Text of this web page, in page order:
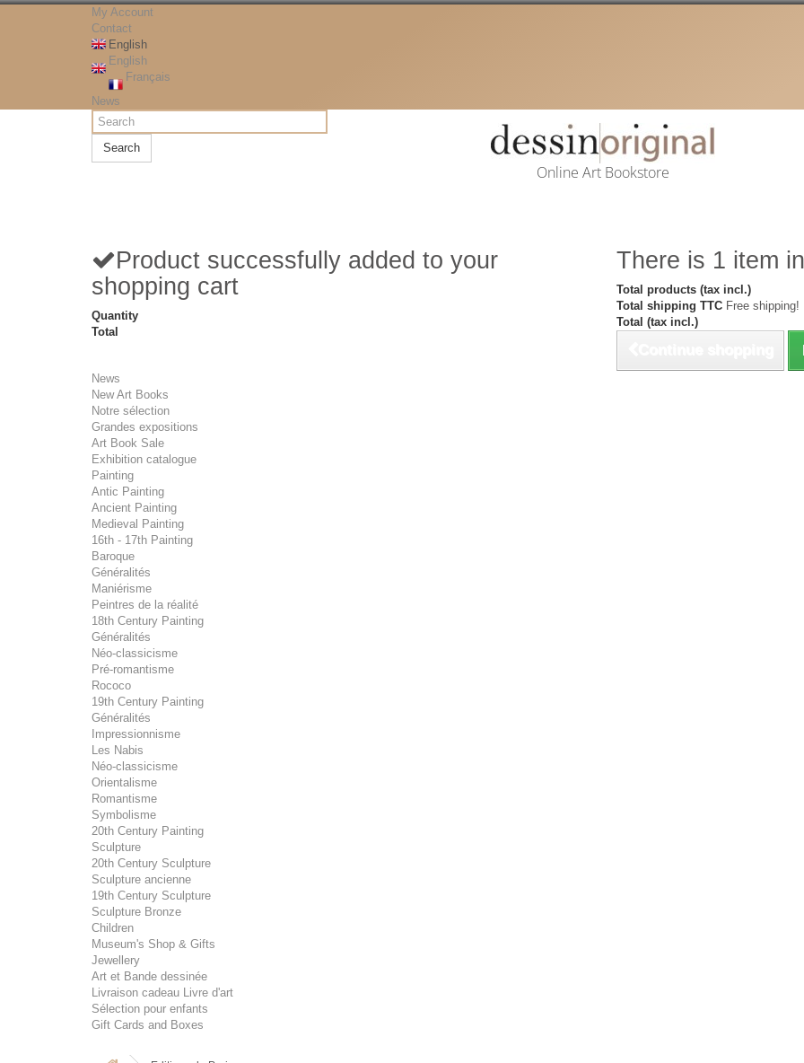
My Account
Contact
English
English
Français
News
Search
Online Art Bookstore
Product successfully added to your
shopping cart
Quantity
Total
There is 1 item
Total products (tax incl.)
Total shipping TTC Free shipping!
Total (tax incl.)
News
New Art Books
Notre sélection
Grandes expositions
Art Book Sale
Exhibition catalogue
Painting
Antic Painting
Ancient Painting
Medieval Painting
16th - 17th Painting
Baroque
Généralités
Maniérisme
Peintres de la réalité
18th Century Painting
Généralités
Néo-classicisme
Pré-romantisme
Rococo
19th Century Painting
Généralités
Impressionnisme
Les Nabis
Néo-classicisme
Orientalisme
Romantisme
Symbolisme
20th Century Painting
Sculpture
20th Century Sculpture
Sculpture ancienne
19th Century Sculpture
Sculpture Bronze
Children
Museum's Shop & Gifts
Jewellery
Art et Bande dessinée
Livraison cadeau Livre d'art
Sélection pour enfants
Gift Cards and Boxes